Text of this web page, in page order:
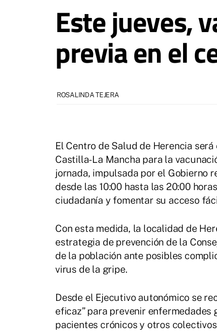
Este jueves,
previa en el
ROSALINDA TEJERA
El Centro de Salud de Herencia
Castilla-La Mancha para la
jornada, impulsada por el Gobierno
desde las 10:00 hasta las 20:00
ciudadanía y fomentar su acceso
Con esta medida, la localidad de
estrategia de prevención de la
de la población ante posibles
virus de la gripe.
Desde el Ejecutivo autonómico se
eficaz” para prevenir enfermedades
pacientes crónicos y otros